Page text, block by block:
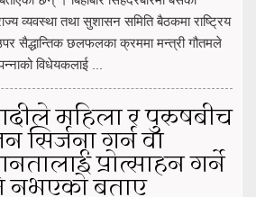
व्यवस्था तथा सुशासन समिति बैठकमा राष्ट्रिय
सैद्धान्तिक छलफलका क्रममा मन्त्री गौतमले
विधेयकलाई ...
महिला र पुरुषबीच
सिर्जना गर्न वा
प्रोत्साहन गर्ने
नभएको बताए